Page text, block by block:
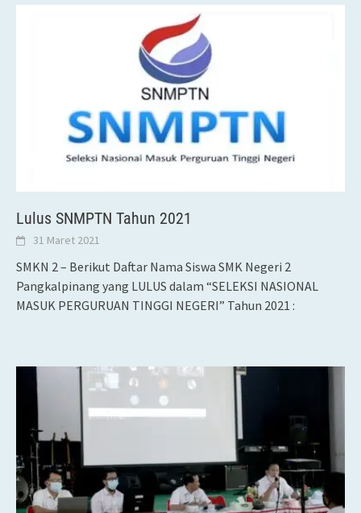
Lulus SNMPTN Tahun 2021
31 Maret 2021
SMKN 2 – Berikut Daftar Nama Siswa SMK Negeri 2
Pangkalpinang yang LULUS dalam “SELEKSI NASIONAL
MASUK PERGURUAN TINGGI NEGERI” Tahun 2021 :